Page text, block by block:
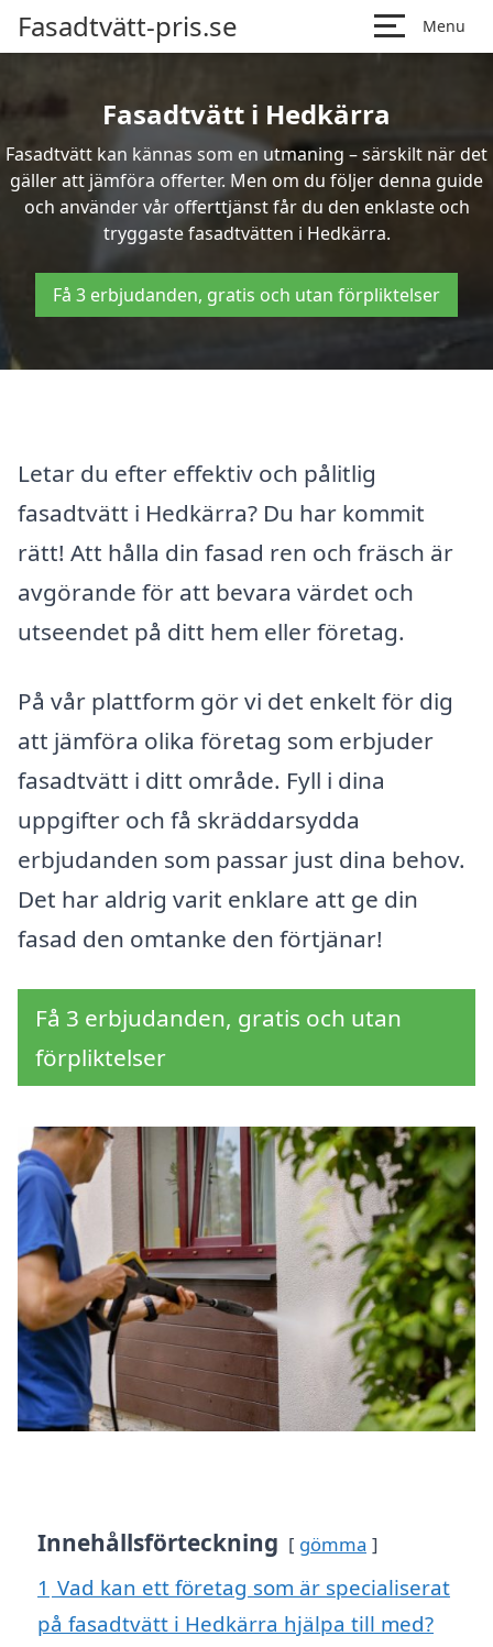
Fasadtvätt-pris.se Menu
Fasadtvätt i Hedkärra
Fasadtvätt kan kännas som en utmaning – särskilt när det
gäller att jämföra offerter. Men om du följer denna guide
och använder vår offerttjänst får du den enklaste och
tryggaste fasadtvätten i Hedkärra.
Få 3 erbjudanden, gratis och utan förpliktelser
Letar du efter effektiv och pålitlig
fasadtvätt i Hedkärra? Du har kommit
rätt! Att hålla din fasad ren och fräsch är
avgörande för att bevara värdet och
utseendet på ditt hem eller företag.
På vår plattform gör vi det enkelt för dig
att jämföra olika företag som erbjuder
fasadtvätt i ditt område. Fyll i dina
uppgifter och få skräddarsydda
erbjudanden som passar just dina behov.
Det har aldrig varit enklare att ge din
fasad den omtanke den förtjänar!
Få 3 erbjudanden, gratis och utan
förpliktelser
Innehållsförteckning gömma
1 Vad kan ett företag som är specialiserat
på fasadtvätt i Hedkärra hjälpa till med?